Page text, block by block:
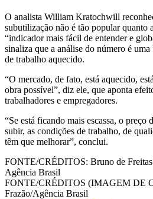
O analista William Kratochwill
subutilização não é tão popular quanto
“indicador mais fácil de entender e
sinaliza que a análise do número é
de trabalho aquecido.
“O mercado, de fato, está aquecido,
obra possível”, diz ele, que aponta
trabalhadores e empregadores.
“Se está ficando mais escassa, o preço
subir, as condições de trabalho, de
têm que melhorar”, conclui.
FONTE/CRÉDITOS: Bruno de
Agência Brasil
FONTE/CRÉDITOS (IMAGEM DE
Frazão/Agência Brasil